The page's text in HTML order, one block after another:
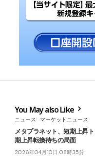
You May also Like
ニュース マーケットニュース
メタプラネット、短期上昇
期上昇転換待ちの局面
2026年04月10日 08時35分